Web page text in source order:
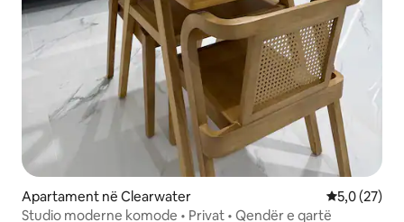
Apartament në Clearwater Vlerësimi
5,0 (27)
Studio moderne komode • Privat • Qendër e qartë